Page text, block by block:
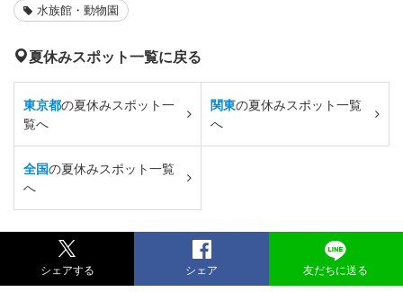
水族館・動物園
夏休みスポット一覧に戻る
東京都の夏休みスポット一
覧へ
関東の夏休みスポット一覧
へ
全国の夏休みスポット一覧
へ
シェアする シェア 友だちに送る